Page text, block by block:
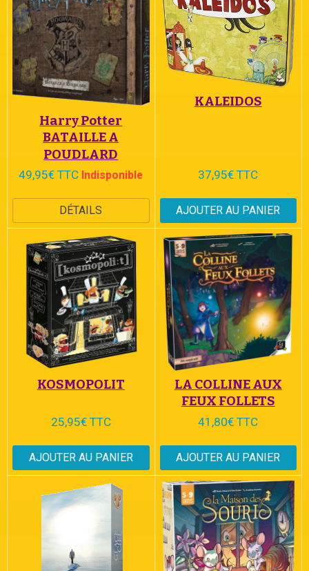
Harry Potter
BATAILLE A
POUDLARD
49,95€ TTC Indisponible
DÉTAILS
KALEIDOS
37,95€ TTC
AJOUTER AU PANIER
KOSMOPOLIT
25,95€ TTC
AJOUTER AU PANIER
LA COLLINE AUX
FEUX FOLLETS
41,80€ TTC
AJOUTER AU PANIER